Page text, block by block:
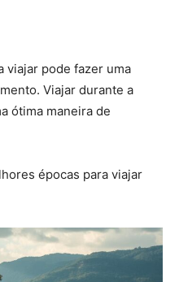
viajar pode fazer uma
Viajar durante a
ótima maneira de
épocas para viajar